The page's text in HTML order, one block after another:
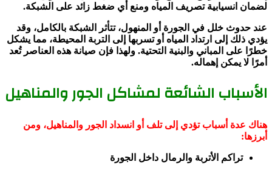
لضمان انسيابية تصريف المياه ومنع أي ضغط زائد على الشبكة.
عند حدوث خلل في الجورة أو المنهول، تتأثر الشبكة بالكامل، وقد
يؤدي ذلك إلى ارتداد المياه أو تسربها إلى التربة المحيطة، مما يشكل
خطرًا على المباني والبنية التحتية. ولهذا فإن صيانة هذه العناصر تُعد
أمرًا لا يمكن إهماله.
الأسباب الشائعة لمشاكل الجور والمناهيل
هناك عدة أسباب تؤدي إلى تلف أو انسداد الجور والمناهيل، ومن
أبرزها:
تراكم الأتربة والرمال داخل الجورة